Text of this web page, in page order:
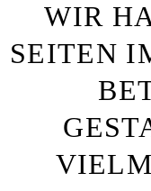
WIR
SEITEN